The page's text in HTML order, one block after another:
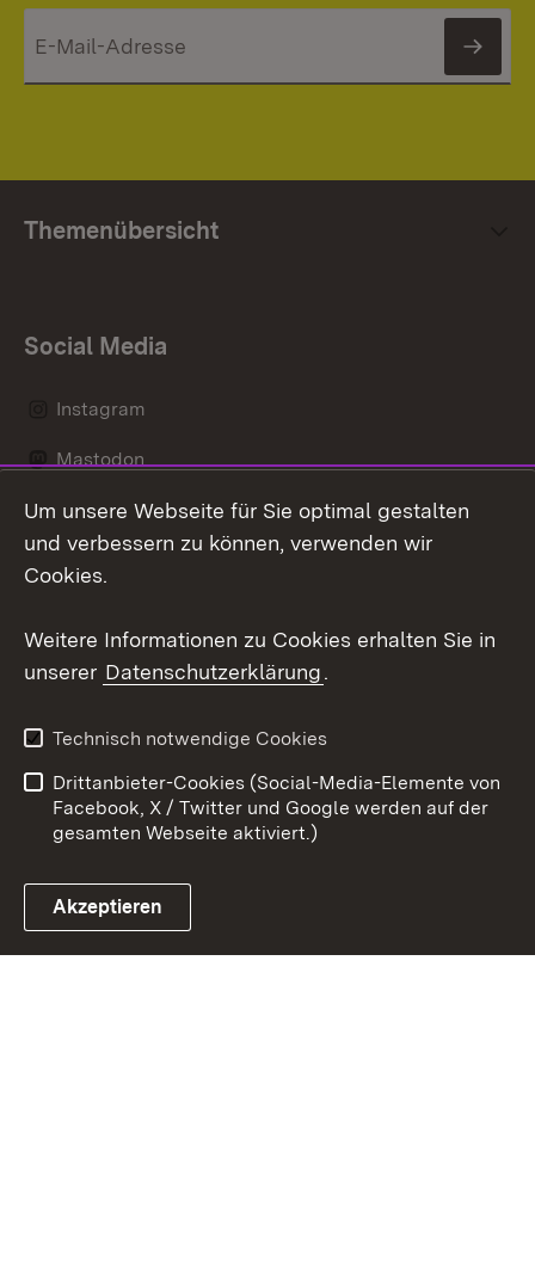
Themenübersicht
Social Media
Instagram
Mastodon
Messenger
Link zum Landesportal
Kontakt
Impressum
Cookies
Um unsere Webseite für Sie optimal gestalten
und verbessern zu können, verwenden wir
Cookies.
Weitere Informationen zu Cookies erhalten Sie in
unserer Datenschutzerklärung.
Technisch notwendige Cookies
Drittanbieter-Cookies (Social-Media-Elemente von
Facebook, X / Twitter und Google werden auf der
gesamten Webseite aktiviert.)
Akzeptieren